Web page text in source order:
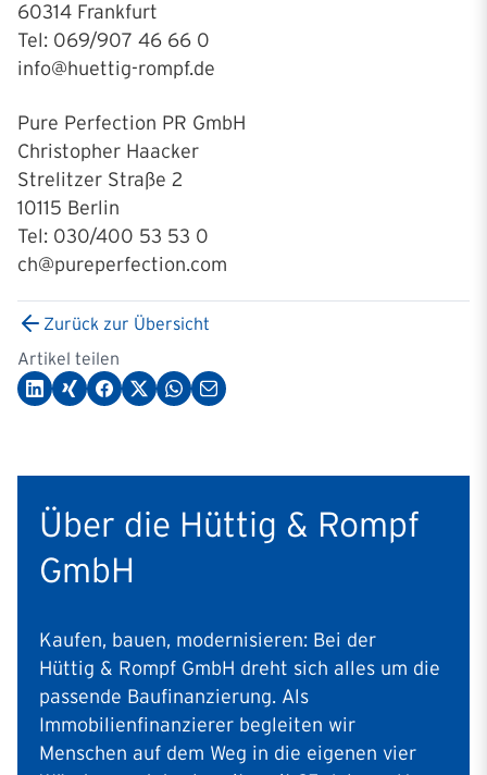
60314 Frankfurt
Tel: 069/907 46 66 0
info@huettig-rompf.de
Pure Perfection PR GmbH
Christopher Haacker
Strelitzer Straße 2
10115 Berlin
Tel: 030/400 53 53 0
ch@pureperfection.com
Zurück zur Übersicht
Artikel teilen
Über die Hüttig & Rompf
GmbH
Kaufen, bauen, modernisieren: Bei der
Hüttig & Rompf GmbH dreht sich alles um die
passende Baufinanzierung. Als
Immobilienfinanzierer begleiten wir
Menschen auf dem Weg in die eigenen vier